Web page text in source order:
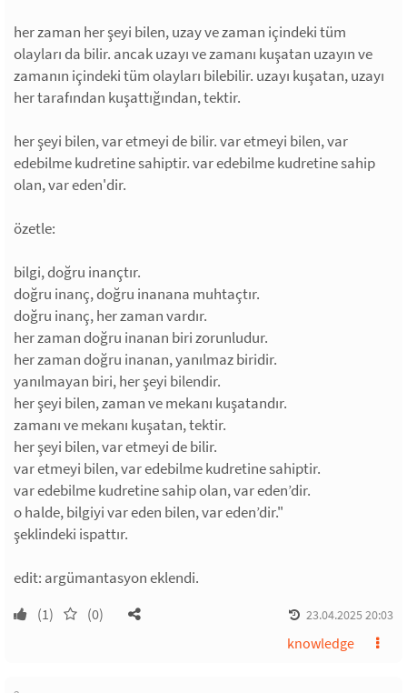
her zaman her şeyi bilen, uzay ve zaman içindeki tüm
olayları da bilir. ancak uzayı ve zamanı kuşatan uzayın ve
zamanın içindeki tüm olayları bilebilir. uzayı kuşatan, uzayı
her tarafından kuşattığından, tektir.
her şeyi bilen, var etmeyi de bilir. var etmeyi bilen, var
edebilme kudretine sahiptir. var edebilme kudretine sahip
olan, var eden'dir.
özetle:
bilgi, doğru inançtır.
doğru inanç, doğru inanana muhtaçtır.
doğru inanç, her zaman vardır.
her zaman doğru inanan biri zorunludur.
her zaman doğru inanan, yanılmaz biridir.
yanılmayan biri, her şeyi bilendir.
her şeyi bilen, zaman ve mekanı kuşatandır.
zamanı ve mekanı kuşatan, tektir.
her şeyi bilen, var etmeyi de bilir.
var etmeyi bilen, var edebilme kudretine sahiptir.
var edebilme kudretine sahip olan, var eden’dir.
o halde, bilgiyi var eden bilen, var eden’dir."
şeklindeki ispattır.
edit: argümantasyon eklendi.
(1) (0) 23.04.2025 20:03
knowledge